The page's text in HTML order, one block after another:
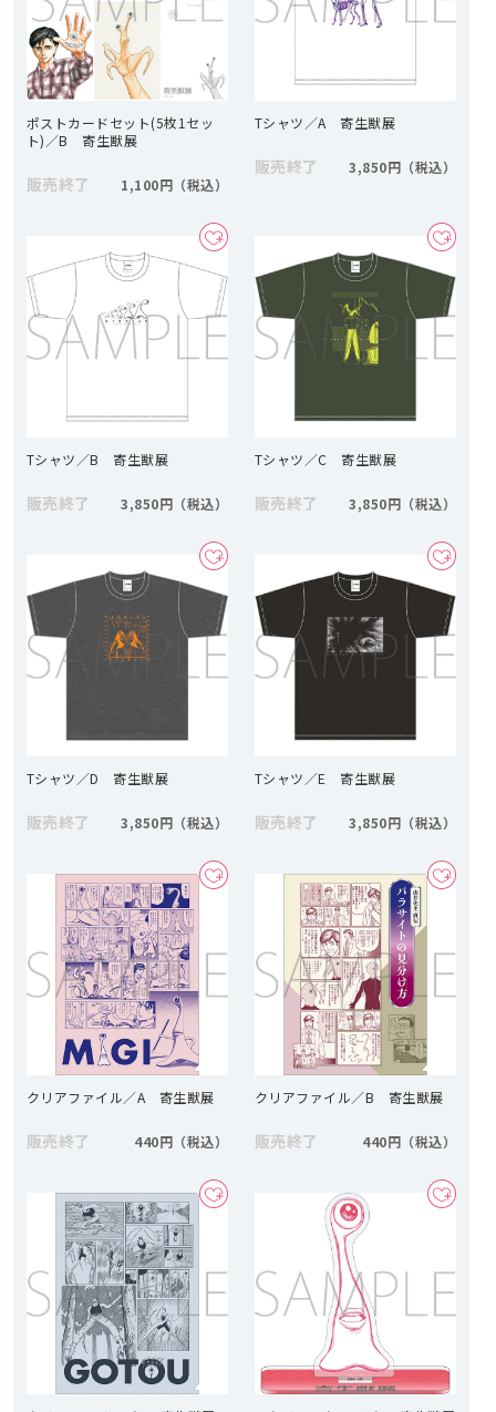
ポストカードセット(5枚1セッ
ト)／B 寄生獣展
販売終了 1,100円
Tシャツ／A 寄生獣展
販売終了 3,850円
Tシャツ／B 寄生獣展
販売終了 3,850円
Tシャツ／C 寄生獣展
販売終了 3,850円
Tシャツ／D 寄生獣展
販売終了 3,850円
Tシャツ／E 寄生獣展
販売終了 3,850円
クリアファイル／A 寄生獣展
販売終了 440円
クリアファイル／B 寄生獣展
販売終了 440円